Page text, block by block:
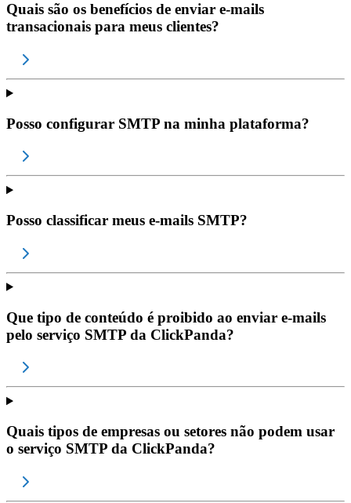
Quais são os benefícios de enviar e-mails
transacionais para meus clientes?
Posso configurar SMTP na minha plataforma?
Posso classificar meus e-mails SMTP?
Que tipo de conteúdo é proibido ao enviar e-mails
pelo serviço SMTP da ClickPanda?
Quais tipos de empresas ou setores não podem usar
o serviço SMTP da ClickPanda?